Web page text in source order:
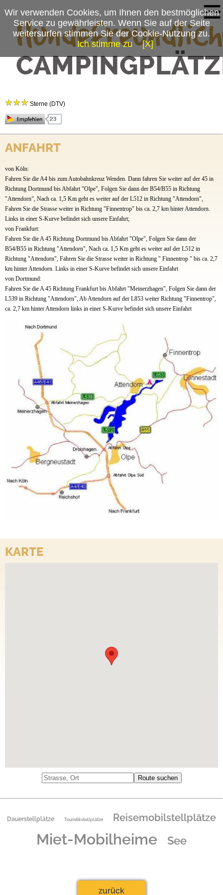
Campingplatzmenü
Stellplätze
Preise & Prospekte
Anfahrt
Sterne (DTV)
Campingplatz Hof Biggen
Finnentroper Str. 131
Tel.:02722 / 95530
Fax.: 02722 / 9553-66
Ansprechpartner: Herr Boenicke
ANFAHRT
von Köln:
Fahren Sie die A4 bis zum Autobahnkreuz Wenden. Dann fahren Sie weiter auf der 45 in
Richtung Dortmund bis Abfahrt "Olpe", Folgen Sie dann der B54/B55 in Richtung
"Attendorn", Nach ca. 1,5 Km geht es weiter auf der L512 in Richtung "Attendorn",
Fahren Sie die Strasse weiter in Richtung "Finnentrop" bis ca. 2,7 km hinter Attendorn.
Links in einer S-Kurve befindet sich unsere Einfahrt;
von Frankfurt:
Fahren Sie die A 45 Richtung Dortmund bis Abfahrt "Olpe", Folgen Sie dann der
B54/B55 in Richtung "Attendorn", Nach ca. 1,5 Km geht es weiter auf der L512 in
Richtung "Attendorn", Fahren Sie die Strasse weiter in Richtung " Finnentrop " bis ca. 2,7
km hinter Attendorn. Links in einer S-Kurve befindet sich unsere Einfahrt
von Dortmund:
Fahren Sie die A 45 Richtung Frankfurt bis Abfahrt "Meinerzhagen", Folgen Sie dann der
L539 in Richtung "Attendorn", Ab Attendorn auf der L853 weiter Richtung "Finnentrop",
ca. 2,7 km hinter Attendorn links in einer S-Kurve befindet sich unsere Einfahrt
KARTE
Dauerstellplätze Touristikstellplätze Reisemobilstellplätze
Miet-Mobilheime See
zurück
Wir verwenden Cookies, um Ihnen den bestmöglichen
Service zu gewährleisten. Wenn Sie auf der Seite
weitersurfen stimmen Sie der Cookie-Nutzung zu.
Ich stimme zu
[X]